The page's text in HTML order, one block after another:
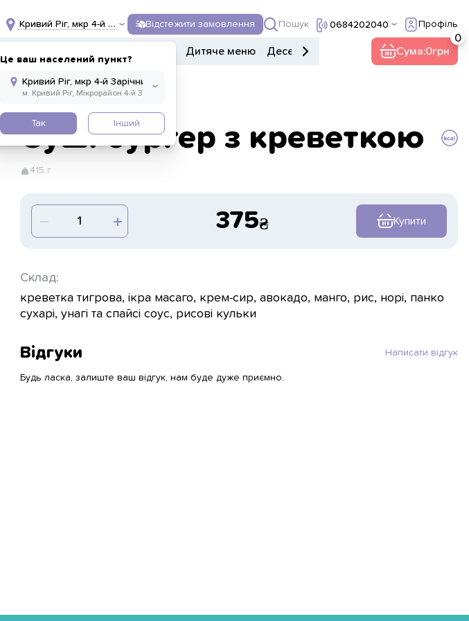
Кривий Ріг, мкр 4-й Зарічний, 20а
Це ваш населений пункт?
Так Інший
Відстежити замовлення Пошук 0684202040 Профіль
Дитяче меню Десерти Інше Сума:0
Суші-бургер з креветкою
415 г
375 Купити
Склад:
креветка тигрова, ікра масаго, крем-сир, авокадо, манго, рис, норі, панко
сухарі, унагі та спайсі соус, рисові кульки
Відгуки Написати відгук
Будь ласка, залиште ваш відгук, нам буде дуже приємно.